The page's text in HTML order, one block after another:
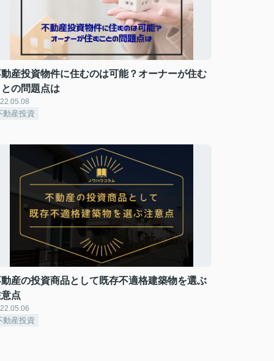
産投資物件に住むのは可能？オーナーが住む
の問題点は
動産投資
産の投資商品として既存不適格建築物を選ぶ
点
動産投資